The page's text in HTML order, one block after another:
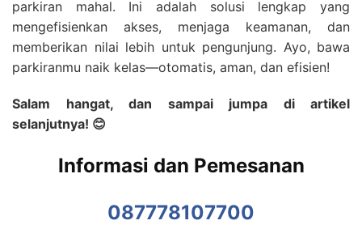
parkiran mahal. Ini adalah solusi lengkap yang
mengefisienkan akses, menjaga keamanan, dan
memberikan nilai lebih untuk pengunjung. Ayo, bawa
parkiranmu naik kelas—otomatis, aman, dan efisien!
Salam hangat, dan sampai jumpa di artikel
selanjutnya! 😊
Informasi dan Pemesanan
087778107700